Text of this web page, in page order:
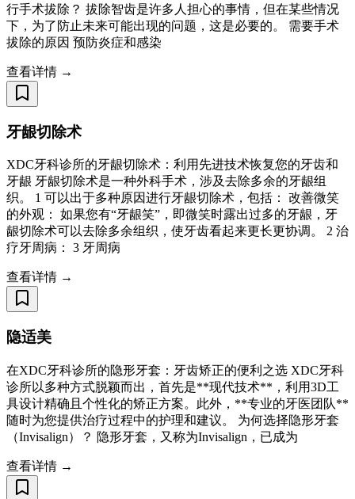
行手术拔除？ 拔除智齿是许多人担心的事情，但在某些情况
下，为了防止未来可能出现的问题，这是必要的。 需要手术
拔除的原因 预防炎症和感染
查看详情 →
牙龈切除术
XDC牙科诊所的牙龈切除术：利用先进技术恢复您的牙齿和
牙龈 牙龈切除术是一种外科手术，涉及去除多余的牙龈组
织。 1 可以出于多种原因进行牙龈切除术，包括： 改善微笑
的外观： 如果您有“牙龈笑”，即微笑时露出过多的牙龈，牙
龈切除术可以去除多余组织，使牙齿看起来更长更协调。 2 治
疗牙周病： 3 牙周病
查看详情 →
隐适美
在XDC牙科诊所的隐形牙套：牙齿矫正的便利之选 XDC牙科
诊所以多种方式脱颖而出，首先是**现代技术**，利用3D工
具设计精确且个性化的矫正方案。此外，**专业的牙医团队**
随时为您提供治疗过程中的护理和建议。 为何选择隐形牙套
（Invisalign）？ 隐形牙套，又称为Invisalign，已成为
查看详情 →